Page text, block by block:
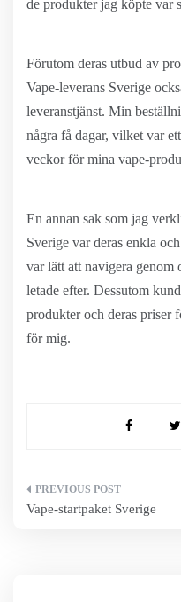
de produkter jag köpte var
Förutom deras utbud av
Vape-leverans Sverige
leveranstjänst. Min
några få dagar, vilket var
veckor för mina vape-
En annan sak som jag
Sverige var deras enkla
var lätt att navigera
letade efter. Dessutom
produkter och deras priser
för mig.
Vape-startpaket Sverige